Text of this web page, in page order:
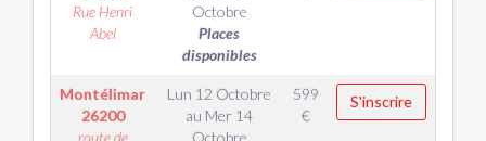
Rue Henri
Abel
Octobre
Places
disponibles
Montélimar
26200
route de
Lun 12 Octobre
au Mer 14
Octobre
599
€
S'inscrire